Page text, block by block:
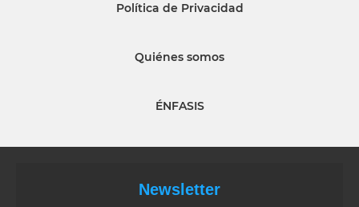
Política de Privacidad
Quiénes somos
ÉNFASIS
Newsletter